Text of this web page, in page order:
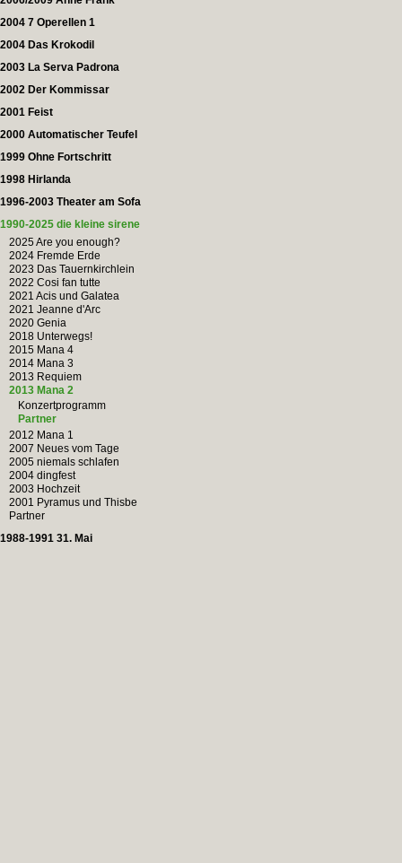
2004 7 Operellen 1
2004 Das Krokodil
2003 La Serva Padrona
2002 Der Kommissar
2001 Feist
2000 Automatischer Teufel
1999 Ohne Fortschritt
1998 Hirlanda
1996-2003 Theater am Sofa
1990-2025 die kleine sirene
2025 Are you enough?
2024 Fremde Erde
2023 Das Tauernkirchlein
2022 Cosi fan tutte
2021 Acis und Galatea
2021 Jeanne d'Arc
2020 Genia
2018 Unterwegs!
2015 Mana 4
2014 Mana 3
2013 Requiem
2013 Mana 2
Konzertprogramm
Partner
2012 Mana 1
2007 Neues vom Tage
2005 niemals schlafen
2004 dingfest
2003 Hochzeit
2001 Pyramus und Thisbe
Partner
1988-1991 31. Mai